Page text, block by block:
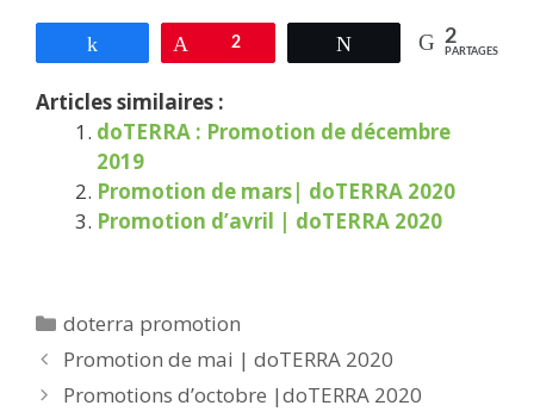
Partagez Épingle
2 Tweetez 2
PARTAGES
Articles similaires :
doTERRA : Promotion de décembre
2019
Promotion de mars| doTERRA 2020
Promotion d’avril | doTERRA 2020
Catégories
doterra promotion
Promotion de mai | doTERRA 2020
Promotions d’octobre |doTERRA 2020